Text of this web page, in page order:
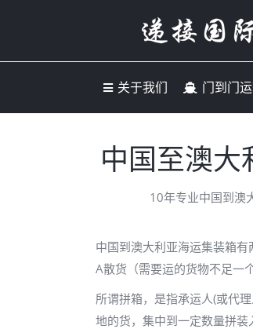
关于我们 门到门
中国至澳大
10年专业中国到澳
中国到澳大利亚海运集装箱有
A散货（需要运的货物不足一
所谓拼箱，是指承运人(或代
地的货，集中到一定数量拼
关于我们